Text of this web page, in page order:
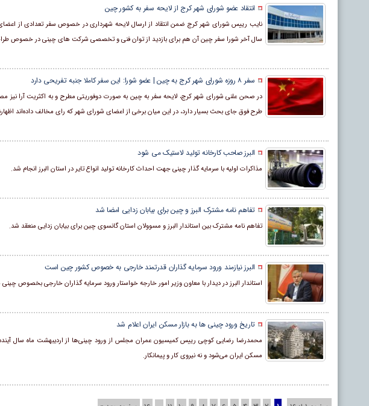
انتقاد عضو شورای شهر کرج از لایحه سفر به کشور چین
نایب رییس شورای شهر کرج ضمن انتقاد از ارسال لایحه شهرداری در خصوص سفر تعدادی از
سال آخر شورا سفر چین آن هم برای بازدید از توان فنی و تخصصی شرکت های چینی در خصوص
سفر ۸ روزه شورای شهر کرج به چین | عضو شورا: این سفر کاملا جنبه تفریحی دارد
طرح فوق جای بحث بسیار دارد، در این میان برخی از اعضای شورای شهر که رای مخالف داده‌اند
البرز صاحب کارخانه تولید لاستیک می شود
مذاکرات اولیه با سرمایه گذار چینی جهت احداث کارخانه تولید انواع تایر در استان البرز انجام شد.
تفاهم نامه مشترک البرز و چین برای بیابان زدایی امضا شد
تفاهم نامه مشترک بین استاندار البرز و مسوولان استان گانسوی چین برای بیابان زدایی منعقد شد.
البرز نیازمند ورود سرمایه گذاران قدرتمند خارجی به خصوص کشور چین است
استاندار البرز در دیدار با معاون وزیر امور خارجه خواستار ورود سرمایه گذاران خارجی بخصوص
تاریخ ورود چینی ها به بازار مسکن ایران اعلام شد
محمدرضا رضایی کوچی رییس کمیسیون عمران مجلس از ورود چینی‌ها از اردیبهشت ماه سال
مسکن ایران می‌شود و نه نیروی کار و پیمانکار.